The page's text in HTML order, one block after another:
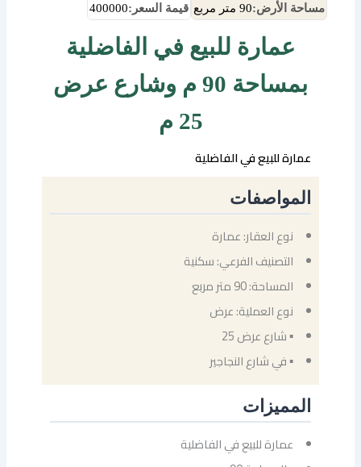
مساحة الأرض:90 متر مربع قيمة السعر:400000
عمارة للبيع في الفاضلية
بمساحة 90 م وشارع عرض
25 م
عمارة للبيع في الفاضلية
المواصفات
نوع العقار: عمارة
التصنيف الفرعي: سكنية
المساحة: 90 متر مربع
نوع العملية: عرض
▪ شارع عرض 25
▪ في شارع النجاجير
المميزات
عمارة للبيع في الفاضلية